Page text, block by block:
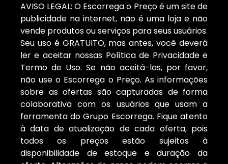
AVISO LEGAL: O Escorrega o Preço é um site de
publicidade na internet, não é uma loja e não
vende produtos ou serviços para seus usuários.
Seu uso é GRATUITO, mas antes, você deverá
ler e aceitar nossas Política de Privacidade e
Termo de Uso. Se não aceitá-las, por favor,
não use o Escorrega o Preço. As informações
sobre as ofertas são capturadas de forma
colaborativa com os usuários que usam a
ferramenta do Grupo Escorrega. Fique atento
à data de atualização de cada oferta, pois
todos os preços estão sujeitos à
disponibilidade de estoque e duração da